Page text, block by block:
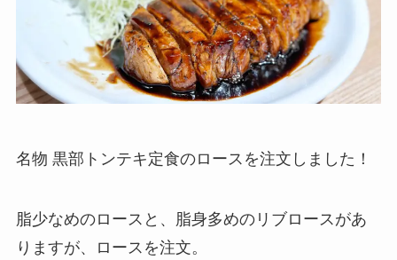
名物 黒部トンテキ定食のロースを注文しました！
脂少なめのロースと、脂身多めのリブロースがあ
りますが、ロースを注文。